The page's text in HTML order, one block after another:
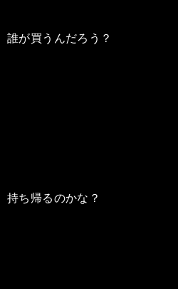
誰が買うんだろう？
持ち帰るのかな？